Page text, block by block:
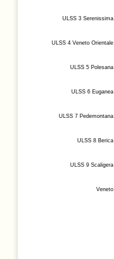
ULSS 3 Serenissima
ULSS 4 Veneto Orientale
ULSS 5 Polesana
ULSS 6 Euganea
ULSS 7 Pedemontana
ULSS 8 Berica
ULSS 9 Scaligera
Veneto